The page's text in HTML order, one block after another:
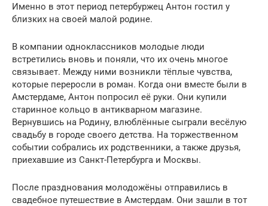
Именно в этот период петербуржец Антон гостил у
близких на своей малой родине.
В компании одноклассников молодые люди
встретились вновь и поняли, что их очень многое
связывает. Между ними возникли тёплые чувства,
которые переросли в роман. Когда они вместе были в
Амстердаме, Антон попросил её руки. Они купили
старинное кольцо в антикварном магазине.
Вернувшись на Родину, влюблённые сыграли весёлую
свадьбу в городе своего детства. На торжественном
событии собрались их родственники, а также друзья,
приехавшие из Санкт-Петербурга и Москвы.
После празднования молодожёны отправились в
свадебное путешествие в Амстердам. Они зашли в тот